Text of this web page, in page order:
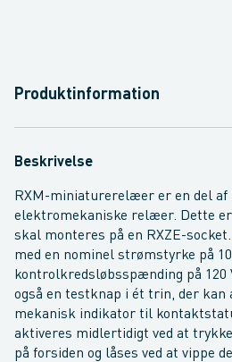
Produktinformation
Beskrivelse
RXM-miniaturerelæer er en del af
elektromekaniske relæer. Dette
skal monteres på en RXZE-
med en nominel strømstyrke på
kontrolkredsløbsspænding på 120
også en testknap i ét trin, der kan
mekanisk indikator til
aktiveres midlertidigt ved at
på forsiden og låses ved at vippe